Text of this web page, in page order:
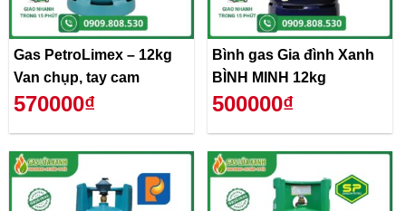
Gas PetroLimex – 12kg
Van chụp, tay cam
570000₫
Bình gas Gia đình Xanh
BÌNH MINH 12kg
500000₫